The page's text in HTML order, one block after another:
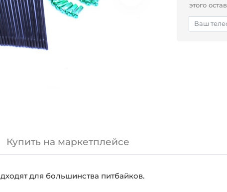
этого
Купить на маркетплейсе
для большинства питбайков.